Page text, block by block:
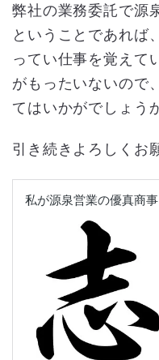
弊社の業務委託で源
ということであれば
ってい仕事を覚えて
がもったいないので
てはいかがでしょう
引き続きよろしくお